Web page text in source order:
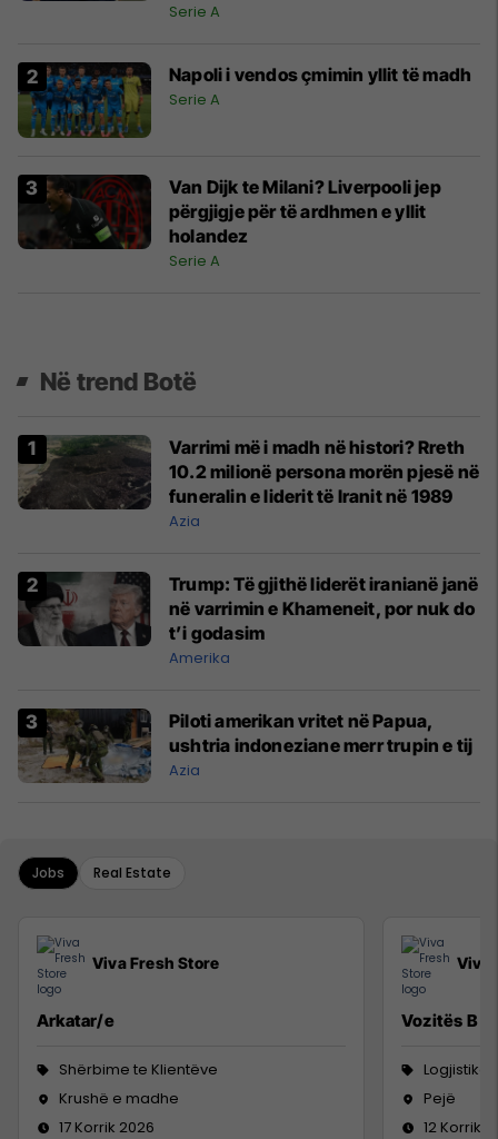
Serie A
Napoli i vendos çmimin yllit të madh
Serie A
Van Dijk te Milani? Liverpooli jep
përgjigje për të ardhmen e yllit
holandez
Serie A
Në trend Botë
Varrimi më i madh në histori? Rreth
10.2 milionë persona morën pjesë në
funeralin e liderit të Iranit në 1989
Azia
Trump: Të gjithë liderët iranianë janë
në varrimin e Khameneit, por nuk do
t’i godasim
Amerika
Piloti amerikan vritet në Papua,
ushtria indoneziane merr trupin e tij
Azia
Jobs Real Estate
Viva Fresh Store
Arkatar/e
Shërbime te Klientëve
Krushë e madhe
17 Korrik 2026
Viva
Vozitës B
Logjistikë
Pejë
12 Korrik